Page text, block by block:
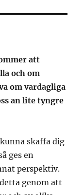
att
och om
om vardagliga
an lite tyngre
skaffa dig
ges en
perspektiv.
genom att